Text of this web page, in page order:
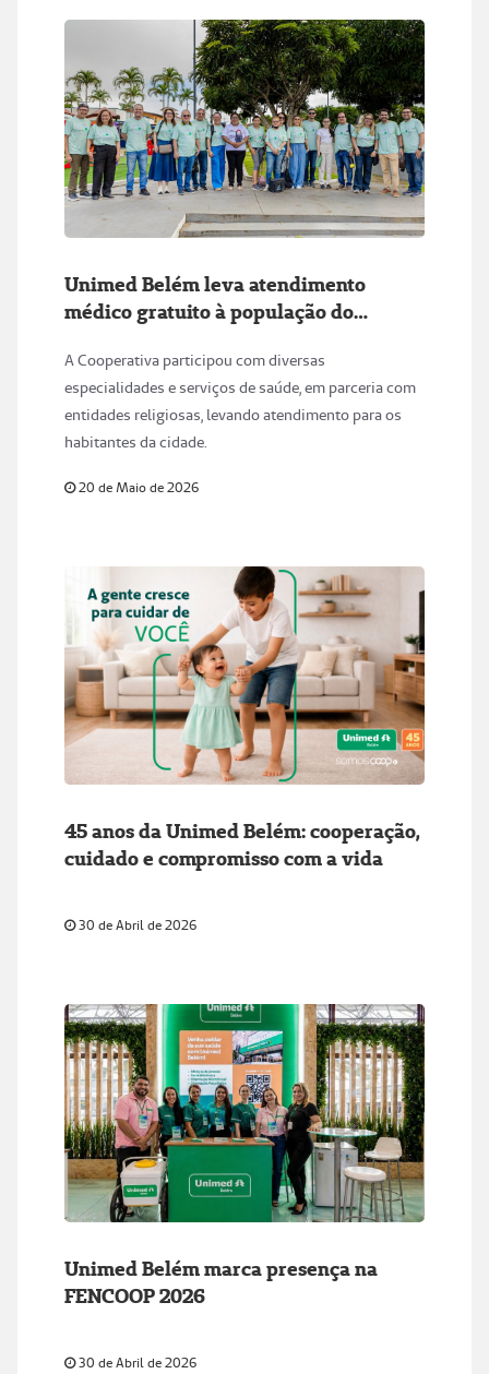
Unimed Belém leva atendimento
médico gratuito à população do
A Cooperativa participou com diversas
especialidades e serviços de saúde, em parceria com
entidades religiosas, levando atendimento para os
habitantes da cidade.
20 de Maio de 2026
45 anos da Unimed Belém: cooperação,
cuidado e compromisso com a vida
30 de Abril de 2026
Unimed Belém marca presença na
FENCOOP 2026
30 de Abril de 2026